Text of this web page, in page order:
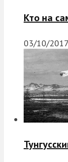
Кто на
03/10/2017